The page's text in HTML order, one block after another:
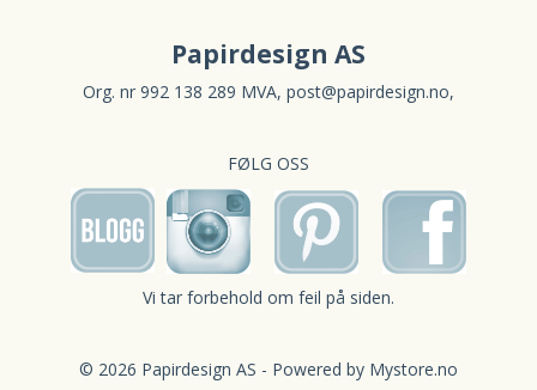
Papirdesign AS
Org. nr 992 138 289 MVA, post@papirdesign.no,
FØLG OSS
Vi tar forbehold om feil på siden.
© 2026 Papirdesign AS - Powered by Mystore.no